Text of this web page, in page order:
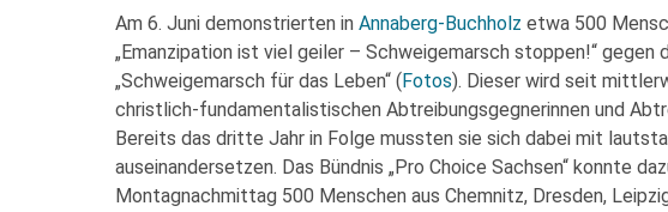
Am 6. Juni demonstrierten in Annaberg-Buchholz etwa 500
„Emanzipation ist viel geiler – Schweigemarsch stoppen!“ gegen
„Schweigemarsch für das Leben“ (Fotos). Dieser wird seit
christlich-fundamentalistischen Abtreibungsgegnerinnen und
Bereits das dritte Jahr in Folge mussten sie sich dabei mit
auseinandersetzen. Das Bündnis „Pro Choice Sachsen“ konnte
Montagnachmittag 500 Menschen aus Chemnitz, Dresden,